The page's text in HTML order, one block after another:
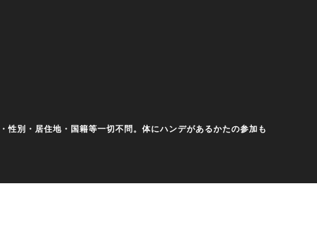
別・居住地・国籍等一切不問。体にハンデがあるかたの参加も